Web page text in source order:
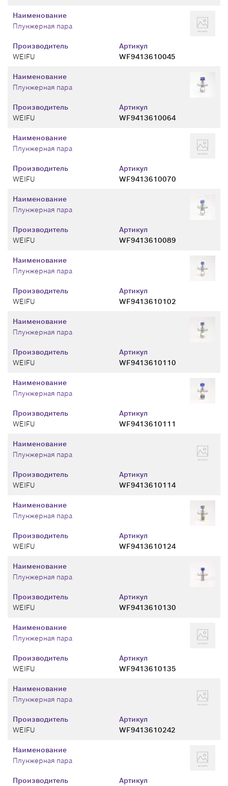
Производитель
WEIFU
Артикул
WF9413610045
Наименование
Плунжерная пара
Производитель
WEIFU
Артикул
WF9413610064
Наименование
Плунжерная пара
Производитель
WEIFU
Артикул
WF9413610070
Наименование
Плунжерная пара
Производитель
WEIFU
Артикул
WF9413610089
Наименование
Плунжерная пара
Производитель
WEIFU
Артикул
WF9413610102
Наименование
Плунжерная пара
Производитель
WEIFU
Артикул
WF9413610110
Наименование
Плунжерная пара
Производитель
WEIFU
Артикул
WF9413610111
Наименование
Плунжерная пара
Производитель
WEIFU
Артикул
WF9413610114
Наименование
Плунжерная пара
Производитель
WEIFU
Артикул
WF9413610124
Наименование
Плунжерная пара
Производитель
WEIFU
Артикул
WF9413610130
Наименование
Плунжерная пара
Производитель
WEIFU
Артикул
WF9413610135
Наименование
Плунжерная пара
Производитель
WEIFU
Артикул
WF9413610242
Наименование
Плунжерная пара
Производитель
Артикул
Наименование
Плунжерная пара